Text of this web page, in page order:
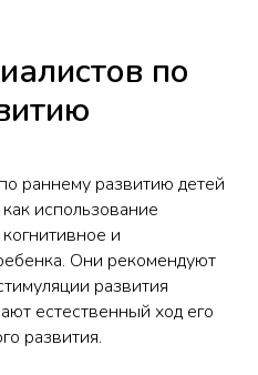
по
раннему развитию детей
использование
и
Они рекомендуют
развития
естественный ход его
развития.